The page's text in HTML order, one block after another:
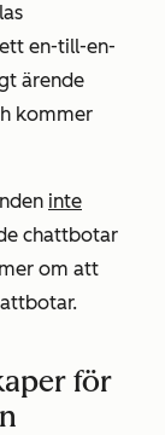
en-till-en-
ärende
kommer
inte
chattbotar
om att
för